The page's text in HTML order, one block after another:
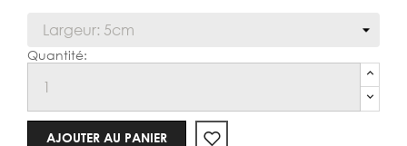
Cravate
AJOUTER AU PANIER